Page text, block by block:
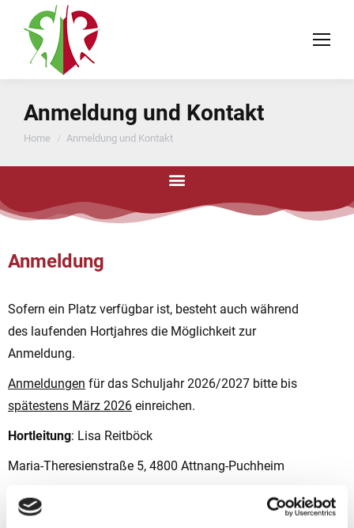
Anmeldung und Kontakt
You are here:
Home Anmeldung und Kontakt
Anmeldung
Sofern ein Platz verfügbar ist, besteht auch während
des laufenden Hortjahres die Möglichkeit zur
Anmeldung.
Anmeldungen für das Schuljahr 2026/2027 bitte bis
spätestens März 2026 einreichen.
Hortleitung: Lisa Reitböck
Maria-Theresienstraße 5, 4800 Attnang-Puchheim
Tel.: 0676 / 88 348 456 (Mittwoch bis Freitag
vormittags)